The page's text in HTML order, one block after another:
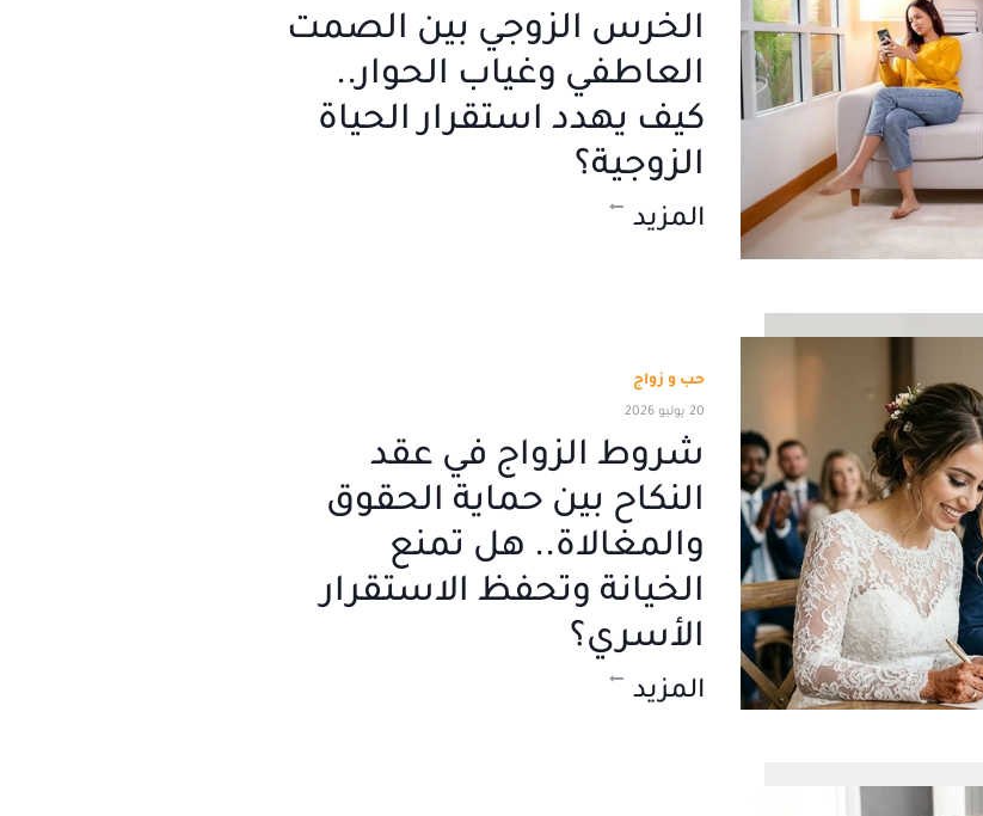
الخرس الزوجي بين الصمت
العاطفي وغياب الحوار..
كيف يهدد استقرار الحياة
الزوجية؟
المزيد
حب و زواج
20 يوليو 2026
شروط الزواج في عقد
النكاح بين حماية الحقوق
والمغالاة.. هل تمنع
الخيانة وتحفظ الاستقرار
الأسري؟
المزيد